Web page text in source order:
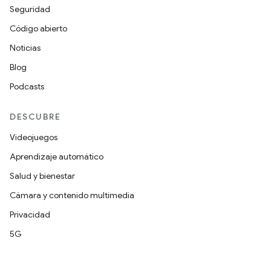
Seguridad
Código abierto
Noticias
Blog
Podcasts
DESCUBRE
Videojuegos
Aprendizaje automático
Salud y bienestar
Cámara y contenido multimedia
Privacidad
5G